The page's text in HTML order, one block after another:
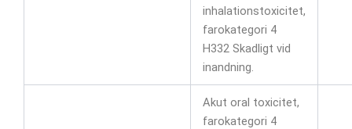
inhalationstoxicitet,
farokategori 4
H332 Skadligt vid
inandning.
Akut oral toxicitet,
farokategori 4